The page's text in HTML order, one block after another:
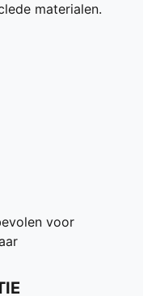
materialen.
voor